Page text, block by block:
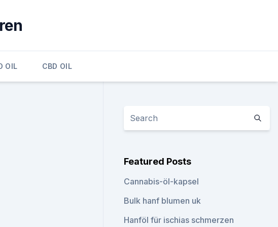
OIL CBD OIL
Featured Posts
Cannabis-öl-kapsel
Bulk hanf blumen uk
Hanföl für ischias schmerzen